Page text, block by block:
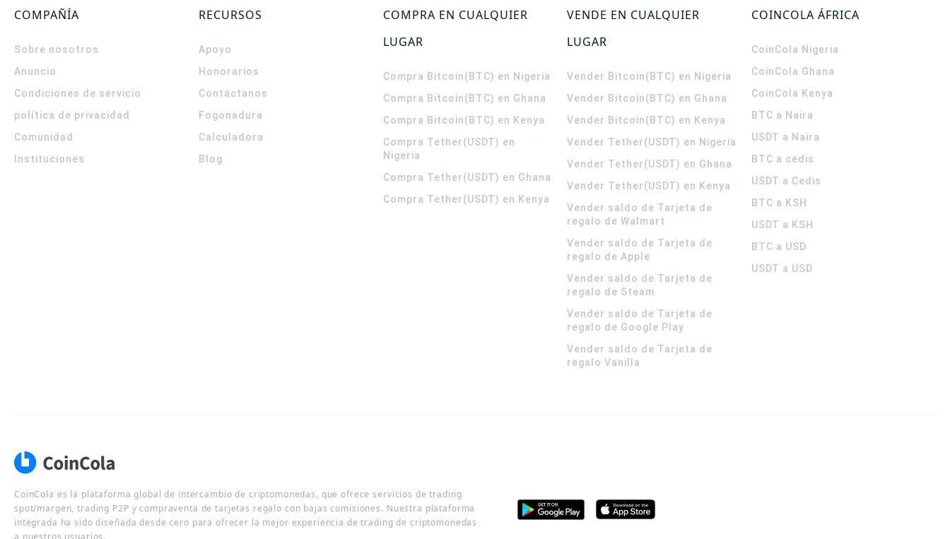
COMPAÑÍA
Sobre nosotros
Anuncio
Condiciones de servicio
política de privacidad
Comunidad
Instituciones
RECURSOS
Apoyo
Honorarios
Contáctanos
Fogonadura
Calculadora
Blog
COMPRA EN CUALQUIER
LUGAR
Compra Bitcoin(BTC) en Nigeria
Compra Bitcoin(BTC) en Ghana
Compra Bitcoin(BTC) en Kenya
Compra Tether(USDT) en
Nigeria
Compra Tether(USDT) en Ghana
Compra Tether(USDT) en Kenya
VENDE EN CUALQUIER
LUGAR
Vender Bitcoin(BTC) en Nigeria
Vender Bitcoin(BTC) en Ghana
Vender Bitcoin(BTC) en Kenya
Vender Tether(USDT) en Nigeria
Vender Tether(USDT) en Ghana
Vender Tether(USDT) en Kenya
Vender saldo de Tarjeta de
regalo de Walmart
Vender saldo de Tarjeta de
regalo de Apple
Vender saldo de Tarjeta de
regalo de Steam
Vender saldo de Tarjeta de
regalo de Google Play
Vender saldo de Tarjeta de
regalo Vanilla
COINCOLA ÁFRICA
CoinCola Nigeria
CoinCola Ghana
CoinCola Kenya
BTC a Naira
USDT a Naira
BTC a cedis
USDT a Cedis
BTC a KSH
USDT a KSH
BTC a USD
USDT a USD
CoinCola es la plataforma global de intercambio de criptomonedas, que ofrece servicios de trading
spot/margen, trading P2P y compraventa de tarjetas regalo con bajas comisiones. Nuestra plataforma
integrada ha sido diseñada desde cero para ofrecer la mejor experiencia de trading de criptomonedas
a nuestros usuarios.